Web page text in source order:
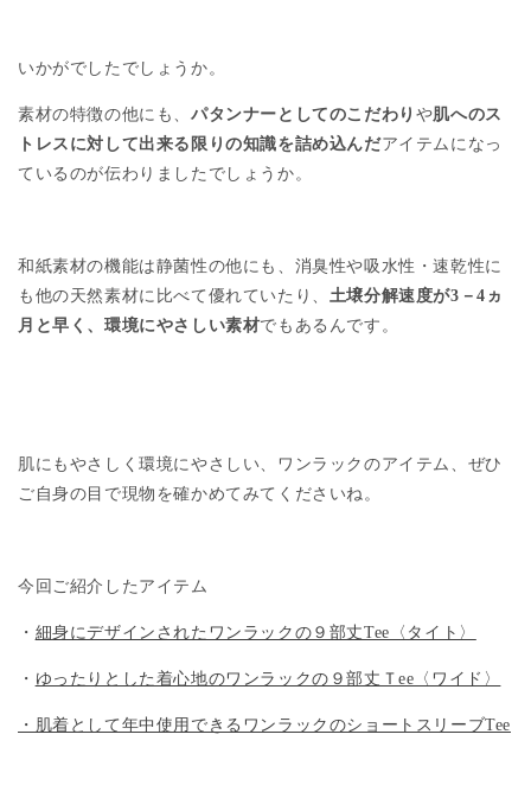
いかがでしたでしょうか。
素材の特徴の他にも、 パタンナーとしてのこだわり や肌へのス
トレスに対して出来る限りの知識を詰め込んだアイテムになっ
ているのが伝わりましたでしょうか。
和紙素材の機能は静菌性の他にも、消臭性や吸水性・速乾性に
も他の天然素材に比べて優れていたり、 土壌分解速度が3 －4 ヵ
月と早く、環境にやさしい素材でもあるんです。
肌にもやさしく環境にやさしい、ワンラックのアイテム、ぜひ
ご自身の目で現物を確かめてみてくださいね。
今回ご紹介したアイテム
・ 細身にデザインされたワンラックの９部丈Tee〈タイト〉
・ ゆったりとした着心地のワンラックの９部丈Ｔee〈ワイド〉
・肌着として年中使用できるワンラックのショートスリーブTee